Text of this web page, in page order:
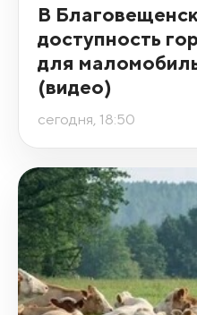
В
доступность
для
(видео)
сегодня, 18:50